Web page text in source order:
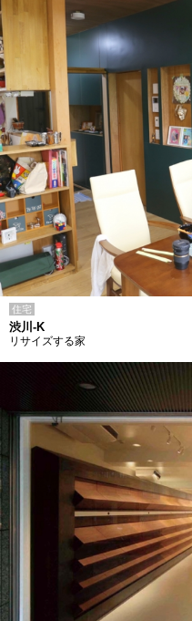
住宅
渋川-K
リサイズする家